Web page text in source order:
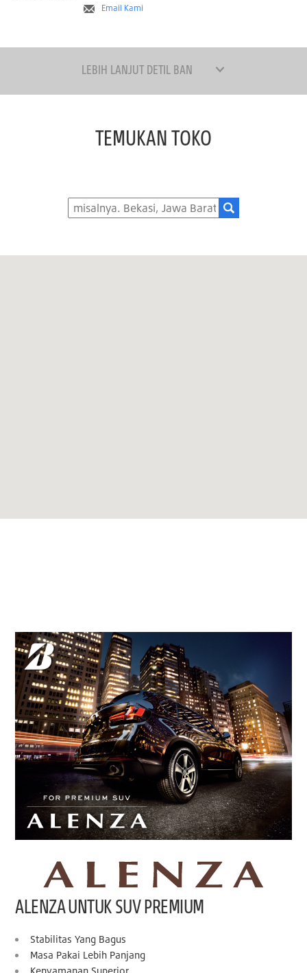
Email Kami
LEBIH LANJUT DETIL BAN
TEMUKAN TOKO
ALENZA UNTUK SUV PREMIUM
Stabilitas Yang Bagus
Masa Pakai Lebih Panjang
Kenyamanan Superior